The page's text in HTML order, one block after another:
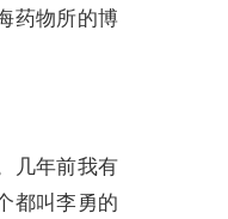
药物所的博
几年前我有
都叫李勇的